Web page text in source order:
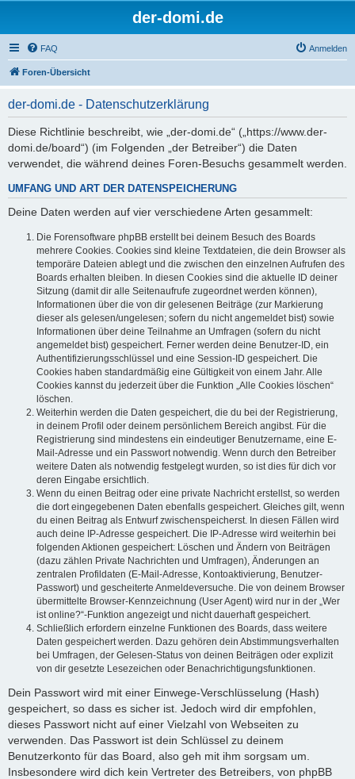
der-domi.de
FAQ Anmelden
Foren-Übersicht
der-domi.de - Datenschutzerklärung
Diese Richtlinie beschreibt, wie „der-domi.de“ („https://www.der-
domi.de/board“) (im Folgenden „der Betreiber“) die Daten
verwendet, die während deines Foren-Besuchs gesammelt werden.
UMFANG UND ART DER DATENSPEICHERUNG
Deine Daten werden auf vier verschiedene Arten gesammelt:
Die Forensoftware phpBB erstellt bei deinem Besuch des Boards
mehrere Cookies. Cookies sind kleine Textdateien, die dein Browser als
temporäre Dateien ablegt und die zwischen den einzelnen Aufrufen des
Boards erhalten bleiben. In diesen Cookies sind die aktuelle ID deiner
Sitzung (damit dir alle Seitenaufrufe zugeordnet werden können),
Informationen über die von dir gelesenen Beiträge (zur Markierung
dieser als gelesen/ungelesen; sofern du nicht angemeldet bist) sowie
Informationen über deine Teilnahme an Umfragen (sofern du nicht
angemeldet bist) gespeichert. Ferner werden deine Benutzer-ID, ein
Authentifizierungsschlüssel und eine Session-ID gespeichert. Die
Cookies haben standardmäßig eine Gültigkeit von einem Jahr. Alle
Cookies kannst du jederzeit über die Funktion „Alle Cookies löschen“
löschen.
Weiterhin werden die Daten gespeichert, die du bei der Registrierung,
in deinem Profil oder deinem persönlichem Bereich angibst. Für die
Registrierung sind mindestens ein eindeutiger Benutzername, eine E-
Mail-Adresse und ein Passwort notwendig. Wenn durch den Betreiber
weitere Daten als notwendig festgelegt wurden, so ist dies für dich vor
deren Eingabe ersichtlich.
Wenn du einen Beitrag oder eine private Nachricht erstellst, so werden
die dort eingegebenen Daten ebenfalls gespeichert. Gleiches gilt, wenn
du einen Beitrag als Entwurf zwischenspeicherst. In diesen Fällen wird
auch deine IP-Adresse gespeichert. Die IP-Adresse wird weiterhin bei
folgenden Aktionen gespeichert: Löschen und Ändern von Beiträgen
(dazu zählen Private Nachrichten und Umfragen), Änderungen an
zentralen Profildaten (E-Mail-Adresse, Kontoaktivierung, Benutzer-
Passwort) und gescheiterte Anmeldeversuche. Die von deinem Browser
übermittelte Browser-Kennzeichnung (User Agent) wird nur in der „Wer
ist online?“-Funktion angezeigt und nicht dauerhaft gespeichert.
Schließlich erfordern einzelne Funktionen des Boards, dass weitere
Daten gespeichert werden. Dazu gehören dein Abstimmungsverhalten
bei Umfragen, der Gelesen-Status von deinen Beiträgen oder explizit
von dir gesetzte Lesezeichen oder Benachrichtigungsfunktionen.
Dein Passwort wird mit einer Einwege-Verschlüsselung (Hash)
gespeichert, so dass es sicher ist. Jedoch wird dir empfohlen,
dieses Passwort nicht auf einer Vielzahl von Webseiten zu
verwenden. Das Passwort ist dein Schlüssel zu deinem
Benutzerkonto für das Board, also geh mit ihm sorgsam um.
Insbesondere wird dich kein Vertreter des Betreibers, von phpBB